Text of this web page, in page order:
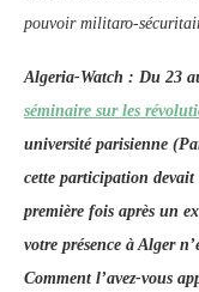
pouvoir militaro-
Algeria-Watch : Du 23
séminaire sur les
université parisienne
cette participation
première fois après un
votre présence à Alger
Comment l’avez-vous